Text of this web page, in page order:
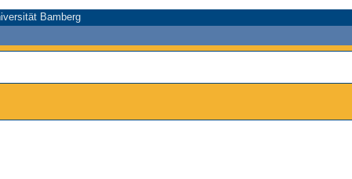
Bamberg